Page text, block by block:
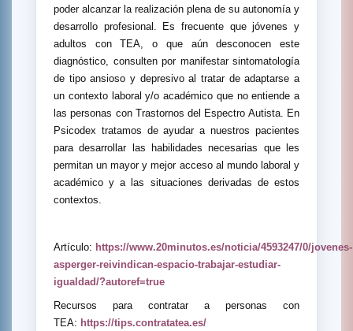
poder alcanzar la realización plena de su autonomía y
desarrollo profesional. Es frecuente que jóvenes y
adultos con TEA, o que aún desconocen este
diagnóstico, consulten por manifestar sintomatología
de tipo ansioso y depresivo al tratar de adaptarse a
un contexto laboral y/o académico que no entiende a
las personas con Trastornos del Espectro Autista. En
Psicodex tratamos de ayudar a nuestros pacientes
para desarrollar las habilidades necesarias que les
permitan un mayor y mejor acceso al mundo laboral y
académico y a las situaciones derivadas de estos
contextos.
Artículo: https://www.20minutos.es/noticia/4593247/0/jovenes-
asperger-reivindican-espacio-trabajar-estudiar-
igualdad/?autoref=true
Recursos para contratar a personas con
TEA: https://tips.contratatea.es/